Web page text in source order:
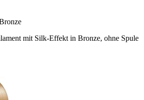
mit Silk-Effekt in Bronze, ohne Spule